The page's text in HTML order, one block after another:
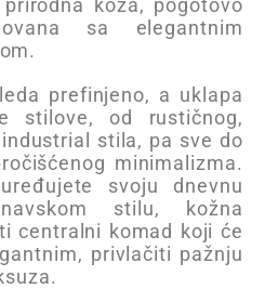
koža, pogotovo
sa elegantnim
prefinjeno, a uklapa
stilove, od rustičnog,
stila, pa sve do
minimalizma.
svoju dnevnu
stilu, kožna
centralni komad koji će
privlačiti pažnju